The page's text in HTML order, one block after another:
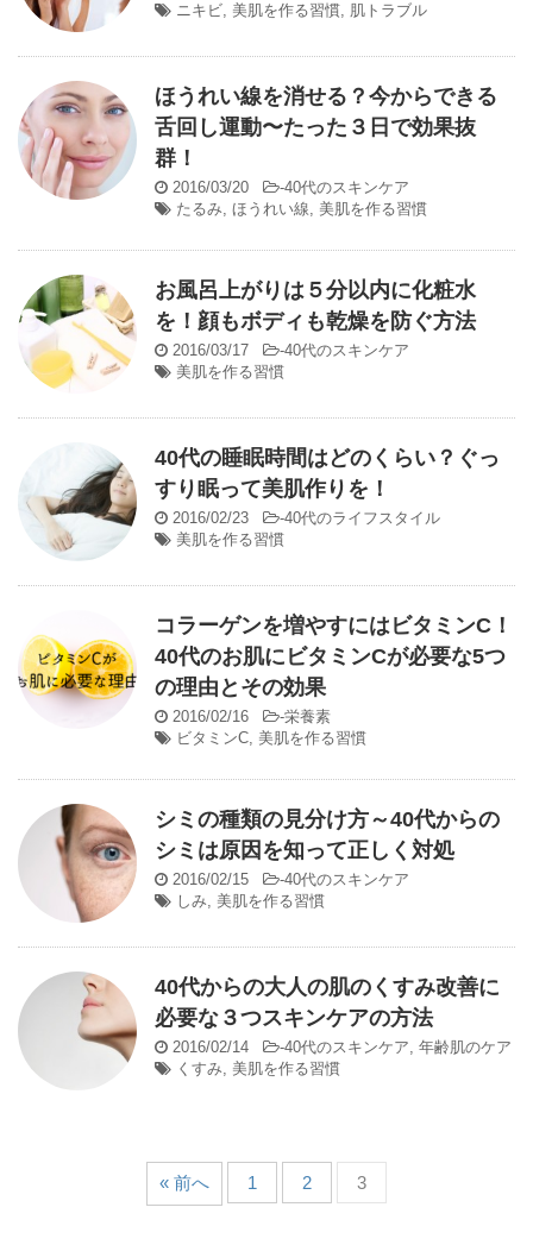
ニキビ, 美肌を作る習慣, 肌トラブル
ほうれい線を消せる？今からできる
舌回し運動〜たった３日で効果抜
群！
2016/03/20 -40代のスキンケア
たるみ, ほうれい線, 美肌を作る習慣
お風呂上がりは５分以内に化粧水
を！顔もボディも乾燥を防ぐ方法
2016/03/17 -40代のスキンケア
美肌を作る習慣
40代の睡眠時間はどのくらい？ぐっ
すり眠って美肌作りを！
2016/02/23 -40代のライフスタイル
美肌を作る習慣
コラーゲンを増やすにはビタミンC！
40代のお肌にビタミンCが必要な5つ
の理由とその効果
2016/02/16 -栄養素
ビタミンC, 美肌を作る習慣
シミの種類の見分け方～40代からの
シミは原因を知って正しく対処
2016/02/15 -40代のスキンケア
しみ, 美肌を作る習慣
40代からの大人の肌のくすみ改善に
必要な３つスキンケアの方法
2016/02/14 -40代のスキンケア, 年齢肌のケア
くすみ, 美肌を作る習慣
« 前へ 1 2 3